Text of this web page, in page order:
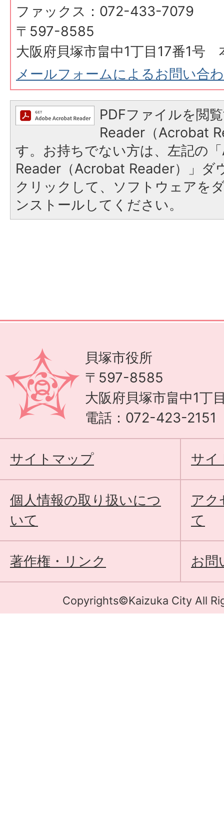
ファックス：072-433-7079
〒597-8585
大阪府貝塚市畠中1丁目17番1号
メールフォームによるお問い合
PDFファイルを閲
Reader（Acrobat
す。お持ちでない方は、左記の
Reader（Acrobat Reader）」ダ
クリックして、ソフトウェアを
ンストールしてください。
貝塚市役所
〒597-8585
大阪府貝塚市畠中1丁
電話：072-423-2151
サイトマップ サイ
個人情報の取り扱いにつ
いて
アク
て
著作権・リンク お問
Copyrights©Kaizuka City All